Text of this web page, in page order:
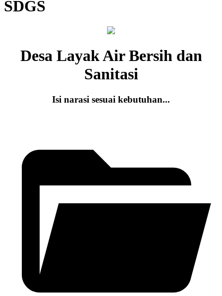
SDGS
Desa Layak Air Bersih dan
Sanitasi
Isi narasi sesuai kebutuhan...